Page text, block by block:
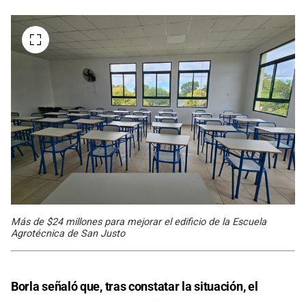
Más de $24 millones para mejorar el edificio de la Escuela
Agrotécnica de San Justo
Borla señaló que, tras constatar la situación, el